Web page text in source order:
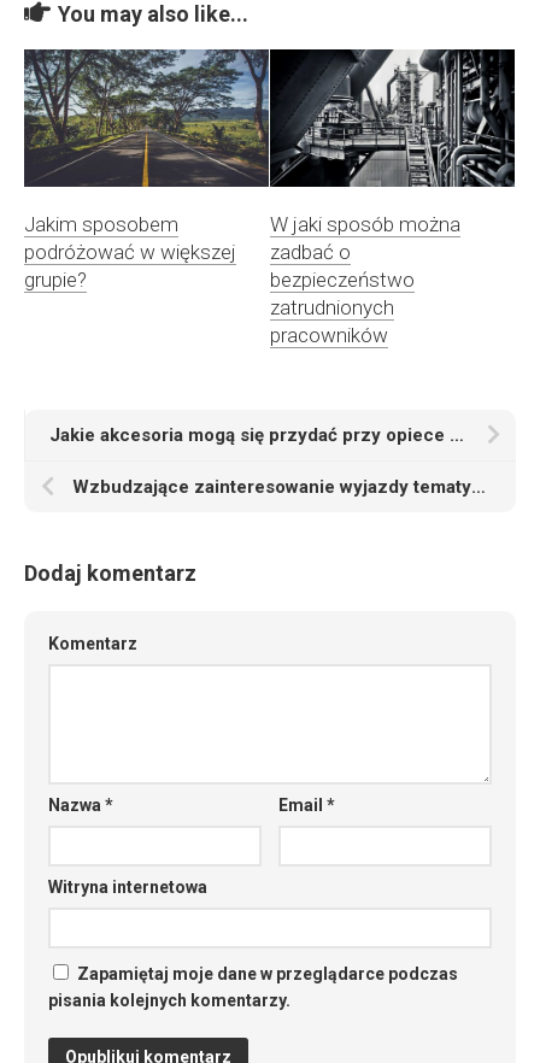
You may also like...
Jakim sposobem
podróżować w większej
grupie?
W jaki sposób można
zadbać o
bezpieczeństwo
zatrudnionych
pracowników
Jakie akcesoria mogą się przydać przy opiece nad psami
Wzbudzające zainteresowanie wyjazdy tematyczne zorganizowane przez Biuro Podróży Magia Podróżowania
Dodaj komentarz
Komentarz
Nazwa* Email*
Witryna internetowa
Zapamiętaj moje dane w przeglądarce podczas
pisania kolejnych komentarzy.